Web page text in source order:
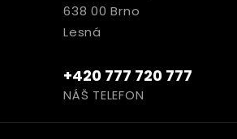
638 00 Brno
Lesná
+420 777 720 777
NÁŠ TELEFON